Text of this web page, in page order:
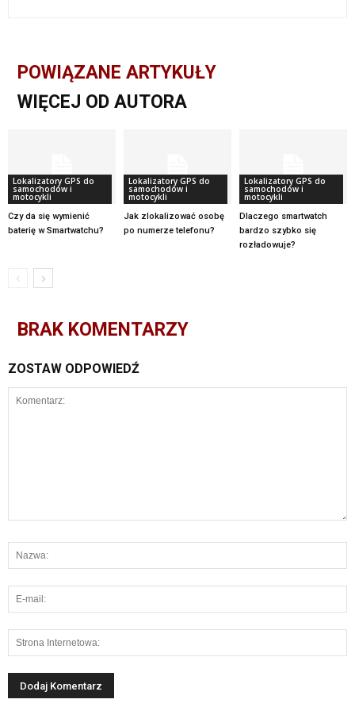
POWIĄZANE ARTYKUŁY
WIĘCEJ OD AUTORA
Lokalizatory GPS do
samochodów i
motocykli
Czy da się wymienić
baterię w Smartwatchu?
Lokalizatory GPS do
samochodów i
motocykli
Jak zlokalizować osobę
po numerze telefonu?
Lokalizatory GPS do
samochodów i
motocykli
Dlaczego smartwatch
bardzo szybko się
rozładowuje?
BRAK KOMENTARZY
ZOSTAW ODPOWIEDŹ